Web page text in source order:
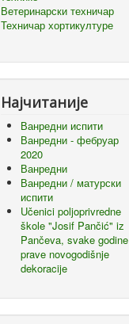
Ветеринарски техничар
Техничар хортикултуре
Најчитаније
Ванредни испити
Ванредни - фебруар
2020
Ванредни
Ванредни / матурски
испити
Učenici poljoprivredne
škole "Josif Pančić" iz
Pančeva, svake godine
prave novogodišnje
dekoracije